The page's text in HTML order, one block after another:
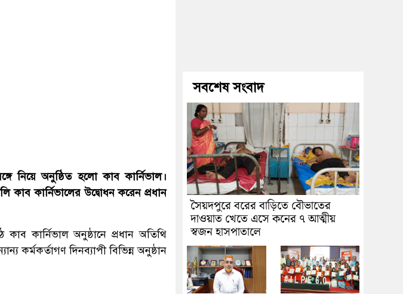
নিয়ে অনুষ্ঠিত হলো কাব কার্নিভাল।
কাব কার্নিভালের উদ্বোধন করেন প্রধান
কার্নিভাল অনুষ্ঠানে প্রধান অতিথি
কর্মকর্তাগণ দিনব্যাপী বিভিন্ন অনুষ্ঠান
সবশেষ সংবাদ
সৈয়দপুরে বরের বাড়িতে বৌভাতের
দাওয়াত খেতে এসে কনের ৭ আত্মীয়
স্বজন হাসপাতালে